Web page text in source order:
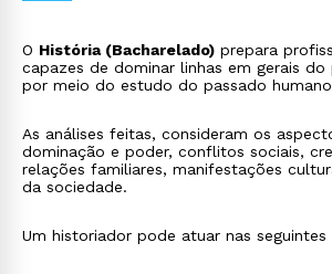
O História (Bacharelado) prepara
capazes de dominar linhas em gerais
por meio do estudo do passado
As análises feitas, consideram os
dominação e poder, conflitos sociais,
relações familiares, manifestações
da sociedade.
Um historiador pode atuar nas seguintes